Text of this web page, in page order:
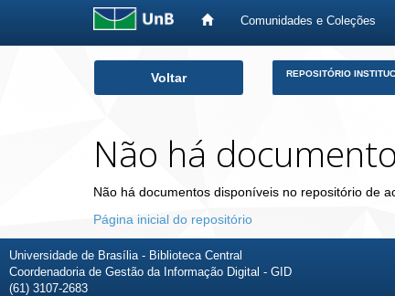
Comunidades e Coleções
Voltar REPOSITÓRIO
Não há
Não há documentos disponíveis no repositório de
Página inicial do repositório
Universidade de Brasília - Biblioteca Central
Coordenadoria de Gestão da Informação Digital - GID
(61) 3107-2683